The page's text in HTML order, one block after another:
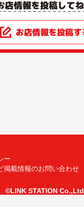
ー
掲載情報のお問い合わせ
©LINK STATION Co.,Ltd